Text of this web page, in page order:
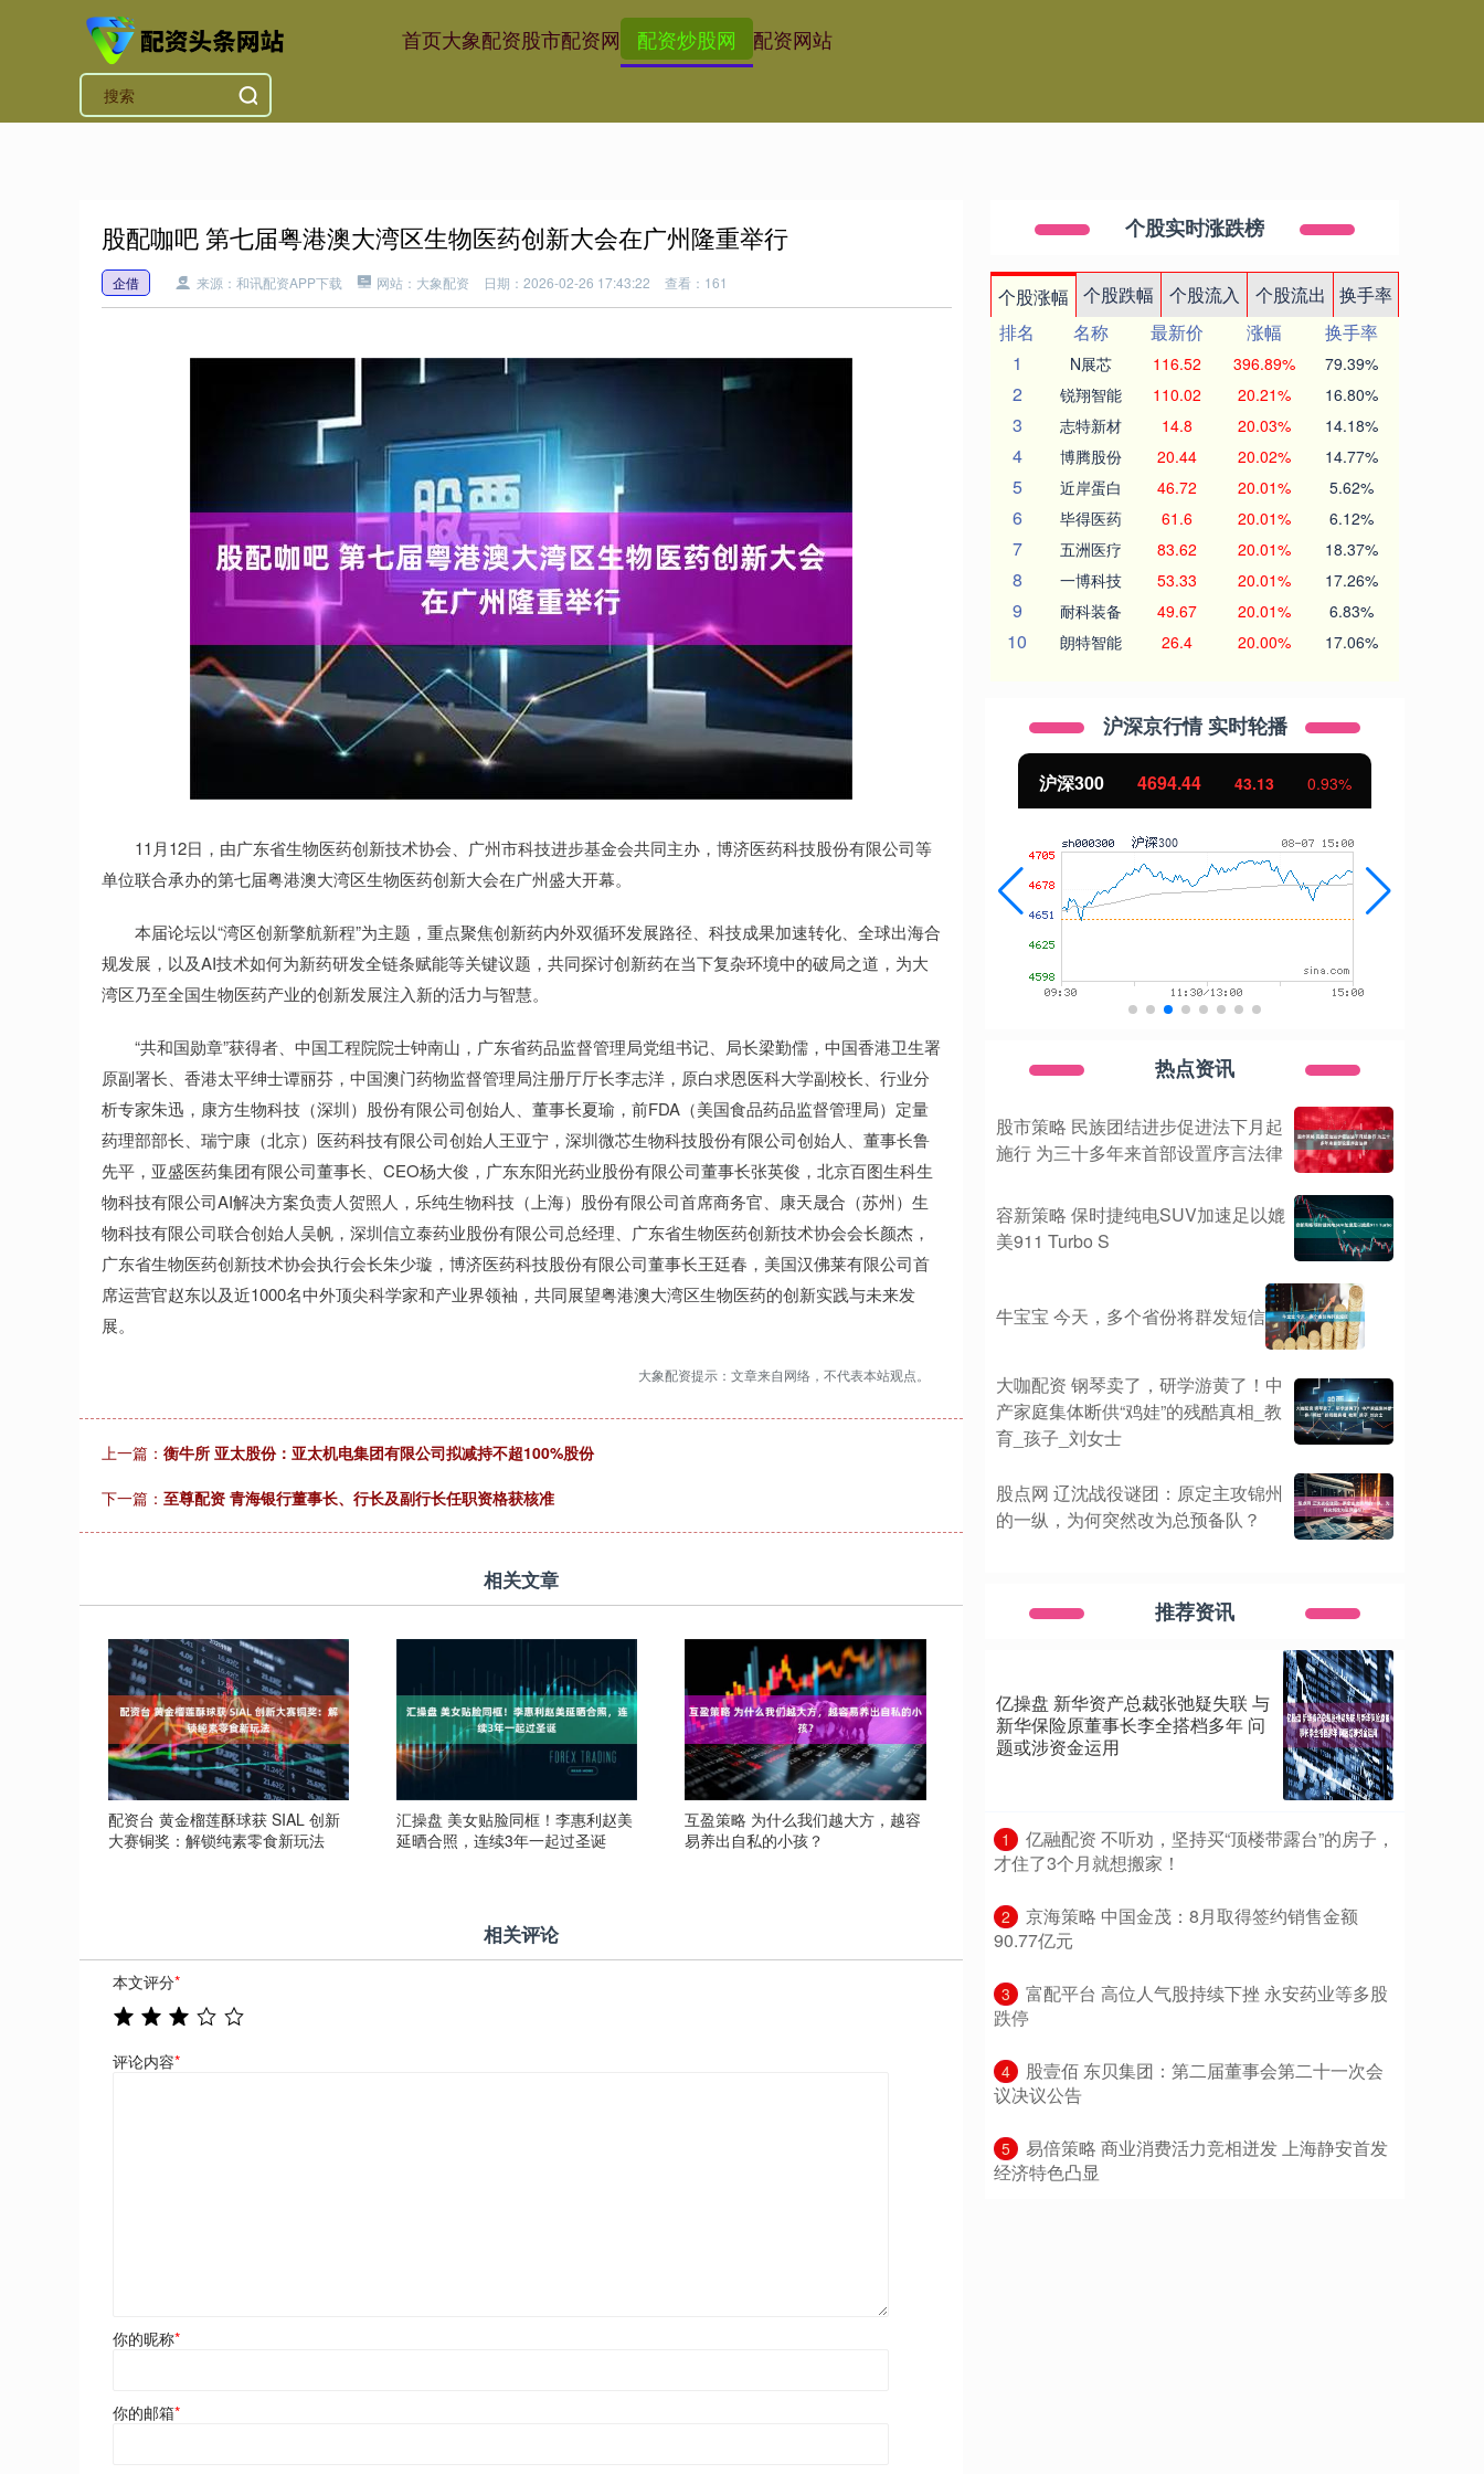
首页大象配资股市配资网 配资炒股网 配资网站
股配咖吧 第七届粤港澳大湾区生物医药创新大会在广州隆重举行
企借 来源：和讯配资APP下载 网站：大象配资 日期：2026-02-26 17:43:22 查看：161
11月12日，由广东省生物医药创新技术协会、广州市科技进步基金会共同主办，博济医药科技股份有限公司等
单位联合承办的第七届粤港澳大湾区生物医药创新大会在广州盛大开幕。
本届论坛以“湾区创新擎航新程”为主题，重点聚焦创新药内外双循环发展路径、科技成果加速转化、全球出海合
规发展，以及AI技术如何为新药研发全链条赋能等关键议题，共同探讨创新药在当下复杂环境中的破局之道，为大
湾区乃至全国生物医药产业的创新发展注入新的活力与智慧。
“共和国勋章”获得者、中国工程院院士钟南山，广东省药品监督管理局党组书记、局长梁勤儒，中国香港卫生署
原副署长、香港太平绅士谭丽芬，中国澳门药物监督管理局注册厅厅长李志洋，原白求恩医科大学副校长、行业分
析专家朱迅，康方生物科技（深圳）股份有限公司创始人、董事长夏瑜，前FDA（美国食品药品监督管理局）定量
药理部部长、瑞宁康（北京）医药科技有限公司创始人王亚宁，深圳微芯生物科技股份有限公司创始人、董事长鲁
先平，亚盛医药集团有限公司董事长、CEO杨大俊，广东东阳光药业股份有限公司董事长张英俊，北京百图生科生
物科技有限公司AI解决方案负责人贺照人，乐纯生物科技（上海）股份有限公司首席商务官、康天晟合（苏州）生
物科技有限公司联合创始人吴帆，深圳信立泰药业股份有限公司总经理、广东省生物医药创新技术协会会长颜杰，
广东省生物医药创新技术协会执行会长朱少璇，博济医药科技股份有限公司董事长王廷春，美国汉佛莱有限公司首
席运营官赵东以及近1000名中外顶尖科学家和产业界领袖，共同展望粤港澳大湾区生物医药的创新实践与未来发
展。
大象配资提示：文章来自网络，不代表本站观点。
上一篇： 衡牛所 亚太股份：亚太机电集团有限公司拟减持不超100%股份
下一篇： 至尊配资 青海银行董事长、行长及副行长任职资格获核准
相关文章
配资台 黄金榴莲酥球获 SIAL 创新
大赛铜奖：解锁纯素零食新玩法
汇操盘 美女贴脸同框！李惠利赵美
延晒合照，连续3年一起过圣诞
互盈策略 为什么我们越大方，越容
易养出自私的小孩？
相关评论
本文评分*
评论内容*
你的昵称*
你的邮箱*
个股实时涨跌榜
个股涨幅 个股跌幅 个股流入 个股流出
换手率
排名
名称 最新价 涨幅
换手率
1
N展芯 116.52 396.89% 79.39%
2 锐翔智能 110.02 20.21% 16.80%
3 志特新材 14.8 20.03% 14.18%
4 博腾股份 20.44 20.02% 14.77%
5 近岸蛋白 46.72 20.01% 5.62%
6 毕得医药 61.6 20.01% 6.12%
7 五洲医疗 83.62 20.01% 18.37%
8 一博科技 53.33 20.01% 17.26%
9 耐科装备 49.67 20.01% 6.83%
10 朗特智能 26.4 20.00% 17.06%
沪深京行情 实时轮播
沪深300 4694.44 43.13 0.93%
热点资讯
股市策略 民族团结进步促进法下月起
施行 为三十多年来首部设置序言法律
容新策略 保时捷纯电SUV加速足以媲
美911 Turbo S
牛宝宝 今天，多个省份将群发短信
大咖配资 钢琴卖了，研学游黄了！中
产家庭集体断供“鸡娃”的残酷真相_教
育_孩子_刘女士
股点网 辽沈战役谜团：原定主攻锦州
的一纵，为何突然改为总预备队？
推荐资讯
亿操盘 新华资产总裁张弛疑失联 与
新华保险原董事长李全搭档多年 问
题或涉资金运用
1
​亿融配资 不听劝，坚持买“顶楼带露台”的房子，
才住了3个月就想搬家！
2
​京海策略 中国金茂：8月取得签约销售金额
90.77亿元
3
​富配平台 高位人气股持续下挫 永安药业等多股
跌停
4
​股壹佰 东贝集团：第二届董事会第二十一次会
议决议公告
5
​易倍策略 商业消费活力竞相迸发 上海静安首发
经济特色凸显